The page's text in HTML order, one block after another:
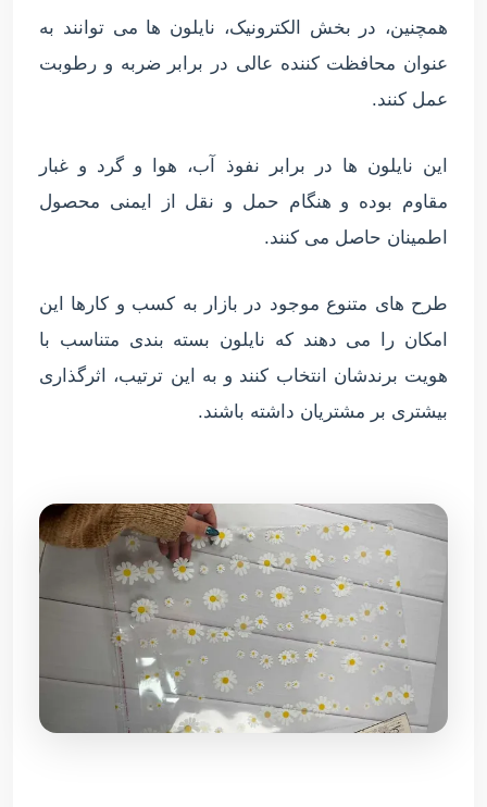
همچنین، در بخش الکترونیک، نایلون ها می توانند به
عنوان محافظت کننده عالی در برابر ضربه و رطوبت
عمل کنند.
این نایلون ها در برابر نفوذ آب، هوا و گرد و غبار
مقاوم بوده و هنگام حمل و نقل از ایمنی محصول
اطمینان حاصل می کنند.
طرح های متنوع موجود در بازار به کسب و کارها این
امکان را می دهند که نایلون بسته بندی متناسب با
هویت برندشان انتخاب کنند و به این ترتیب، اثرگذاری
بیشتری بر مشتریان داشته باشند.